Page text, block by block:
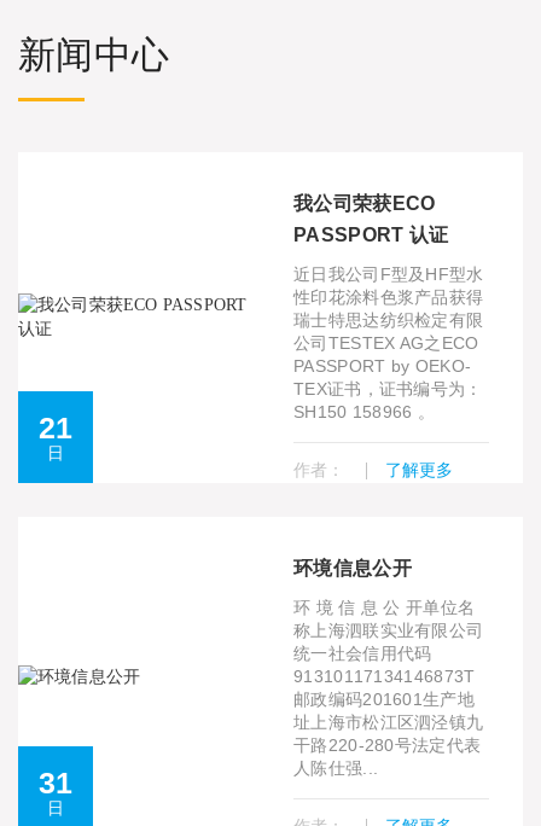
新闻中心
21
日
我公司荣获ECO
PASSPORT 认证
近日我公司F型及HF型水
性印花涂料色浆产品获得
瑞士特思达纺织检定有限
公司TESTEX AG之ECO
PASSPORT by OEKO-
TEX证书，证书编号为：
SH150 158966 。
作者： 了解更多
31
日
环境信息公开
环 境 信 息 公 开单位名
称上海泗联实业有限公司
统一社会信用代码
91310117134146873T
邮政编码201601生产地
址上海市松江区泗泾镇九
干路220-280号法定代表
人陈仕强...